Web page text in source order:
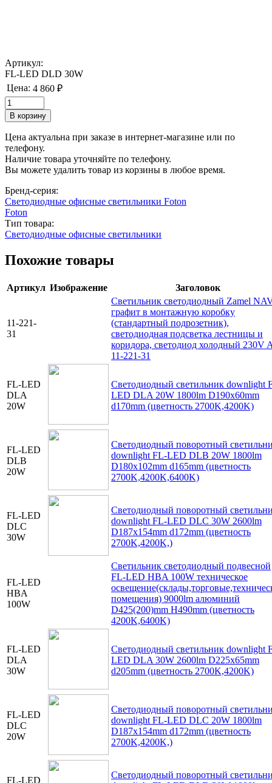
Артикул:
FL-LED DLD 30W
Цена: 4 860 ₽
Цена актуальна при заказе в интернет-магазине или по
телефону.
Наличие товара уточняйте по телефону.
Вы можете удалить товар из корзины в любое время.
Бренд-серия:
Светодиодные офисные светильники Foton
Foton
Тип товара:
Светодиодные офисные светильники
Похожие товары
Артикул Изображение Заголовок
11-221-
31
Светильник светодиодный Zamel
графит в монтажную коробку
(стандартный подрозетник),
светодиодная подсветка лестницы и
коридора, светодиод холодный 230V
11-221-31
FL-LED
DLA
20W
Светодиодный светильник downlight
LED DLA 20W 1800lm D190x60mm
d170mm (цветность 2700K,4200K)
FL-LED
DLB
20W
Светодиодный поворотный
downlight FL-LED DLB 20W 1800lm
D180x102mm d165mm (цветность
2700K,4200K,6400K)
FL-LED
DLC
30W
Светодиодный поворотный
downlight FL-LED DLC 30W 2600lm
D187x154mm d172mm (цветность
2700K,4200K,)
FL-LED
HBA
100W
Светильник светодиодный подвесной
FL-LED HBA 100W техническое
помещения) 9000lm алюминий
D425(200)mm H490mm (цветность
4200K,6400K)
FL-LED
DLA
30W
Светодиодный светильник downlight
LED DLA 30W 2600lm D225x65mm
d205mm (цветность 2700K,4200K)
FL-LED
DLC
20W
Светодиодный поворотный
downlight FL-LED DLC 20W 1800lm
D187x154mm d172mm (цветность
2700K,4200K,)
FL-LED
Светодиодный поворотный